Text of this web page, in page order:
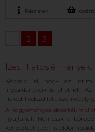
Részletek
2 3
Ízes, illatos
Képzeld el, hogy az intim
ínycsiklandóak is lehetnek! Az
neked. Fedezd fel a
A hagyományos síkosítók
nyújtanak. Nemcsak a
kényeztetheted